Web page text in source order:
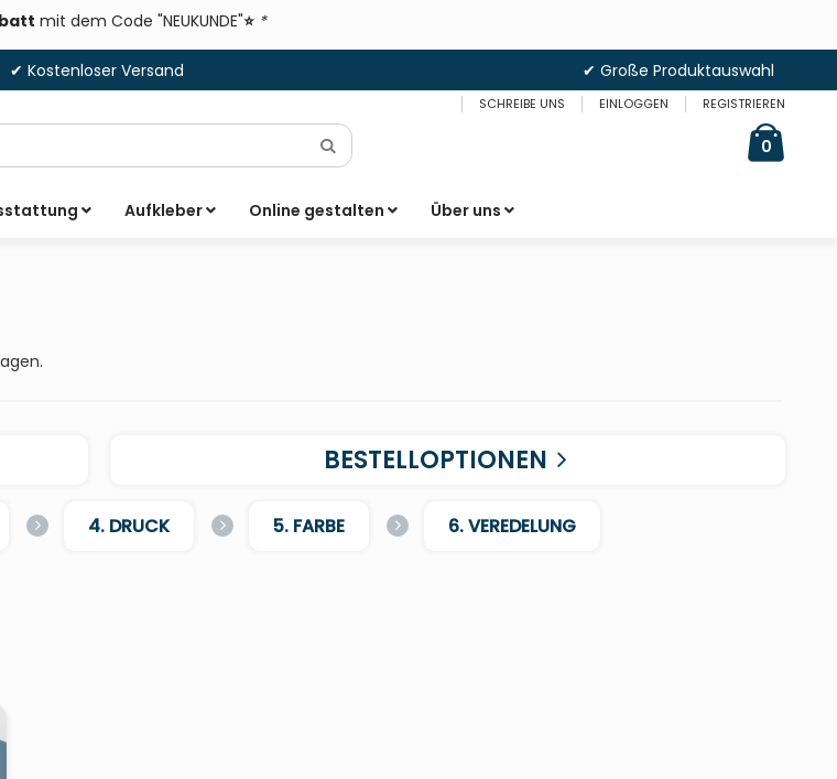
mit dem Code "NEUKUNDE"⭐ *
✔ Kostenloser Versand
✔ Große Produktauswahl
SCHREIBE UNS EINLOGGEN REGISTRIEREN
0items
Aufkleber Online gestalten Über uns
BESTELLOPTIONEN
4. DRUCK 5. FARBE 6. VEREDELUNG